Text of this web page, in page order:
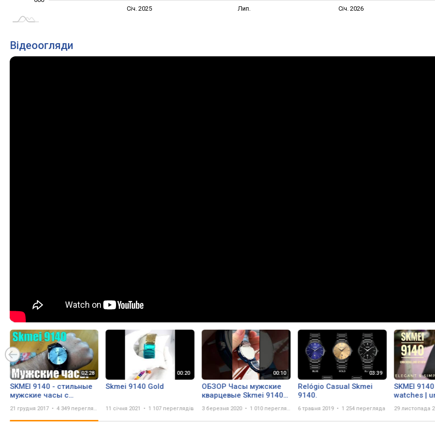
Січ. 2025 Лип. Січ. 2026
Відеоогляди
SKMEI 9140 - стильные
мужские часы с
21 грудня 2017 4 349 переглядів
Skmei 9140 Gold
11 січня 2021 1 107 переглядів
ОБЗОР Часы мужские
кварцевые Skmei 9140
3 березня 2020 1 010 переглядів
Relógio Casual Skmei
9140.
6 травня 2019 1 254 перегляда
SKMEI
watches | unboxing and
29 листопада